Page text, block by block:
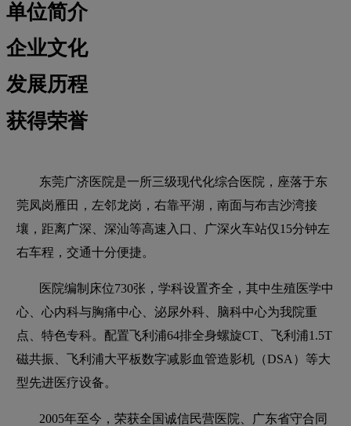
单位简介
企业文化
发展历程
获得荣誉
东莞广济医院是一所三级现代化综合医院，座落于东
莞凤岗雁田，左邻龙岗，右靠平湖，南面与布吉沙湾接
壤，距离广深、深汕等高速入口、广深火车站仅15分钟左
右车程，交通十分便捷。
医院编制床位730张，学科设置齐全，其中生殖医学中
心、心内科与胸痛中心、泌尿外科、脑科中心为我院重
点、特色专科。配置飞利浦64排全身螺旋CT、飞利浦1.5T
磁共振、飞利浦大平板数字减影血管造影机（DSA）等大
型先进医疗设备。
2005年至今，荣获全国诚信民营医院、广东省守合同